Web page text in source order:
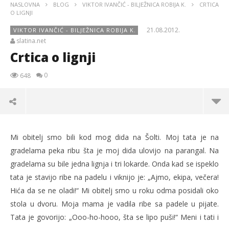
NASLOVNA BLOG VIKTOR IVANČIĆ - BILJEŽNICA ROBIJA K.
CRTICA
O LIGNJI
VIKTOR IVANČIĆ - BILJEŽNICA ROBIJA K.
21.08.2012.
slatina.net
Crtica o lignji
648 0
21.08.2012.
slatina.net
Mi obitelj smo bili kod mog dida na Šolti. Moj tata je na
gradelama peka ribu šta je moj dida ulovijo na parangal. Na
gradelama su bile jedna lignja i tri lokarde. Onda kad se ispeklo
tata je stavijo ribe na padelu i viknijo je: „Ajmo, ekipa, večera!
Hića da se ne oladi!“ Mi obitelj smo u roku odma posidali oko
stola u dvoru. Moja mama je vadila ribe sa padele u pijate.
Tata je govorijo: „Ooo-ho-hooo, šta se lipo puši!“ Meni i tati i